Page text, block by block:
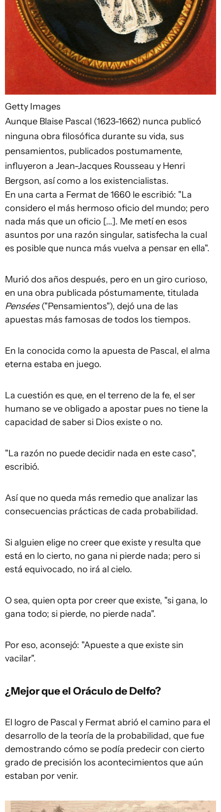
Getty Images
Aunque Blaise Pascal (1623-1662) nunca publicó
ninguna obra filosófica durante su vida, sus
pensamientos, publicados postumamente,
influyeron a Jean-Jacques Rousseau y Henri
Bergson, así como a los existencialistas.
En una carta a Fermat de 1660 le escribió: "La
considero el más hermoso oficio del mundo; pero
nada más que un oficio [...]. Me metí en esos
asuntos por una razón singular, satisfecha la cual
es posible que nunca más vuelva a pensar en ella".
Murió dos años después, pero en un giro curioso,
en una obra publicada póstumamente, titulada
Pensées("Pensamientos"), dejó una de las
apuestas más famosas de todos los tiempos.
En la conocida como la apuesta de Pascal, el alma
eterna estaba en juego.
La cuestión es que, en el terreno de la fe, el ser
humano se ve obligado a apostar pues no tiene la
capacidad de saber si Dios existe o no.
"La razón no puede decidir nada en este caso",
escribió.
Así que no queda más remedio que analizar las
consecuencias prácticas de cada probabilidad.
Si alguien elige no creer que existe y resulta que
está en lo cierto, no gana ni pierde nada; pero si
está equivocado, no irá al cielo.
O sea, quien opta por creer que existe, "si gana, lo
gana todo; si pierde, no pierde nada".
Por eso, aconsejó: "Apueste a que existe sin
vacilar".
¿Mejor que el Oráculo de Delfo?
El logro de Pascal y Fermat abrió el camino para el
desarrollo de la teoría de la probabilidad, que fue
demostrando cómo se podía predecir con cierto
grado de precisión los acontecimientos que aún
estaban por venir.